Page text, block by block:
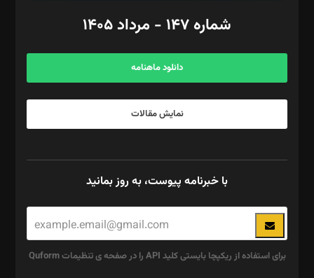
آگهی و مشترکین: ۰۹۱۹۹۹۹۰۴۵۴
شماره ۱۴۷ - مرداد ۱۴۰۵
دانلود ماهنامه
نمایش مقالات
با خبرنامه پیوست، به روز بمانید
برای استفاده از ریکپچا بایستی کلید API را در صفحه ی تنظیمات Quform